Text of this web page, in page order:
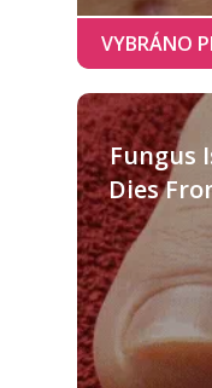
Fungus
Dies